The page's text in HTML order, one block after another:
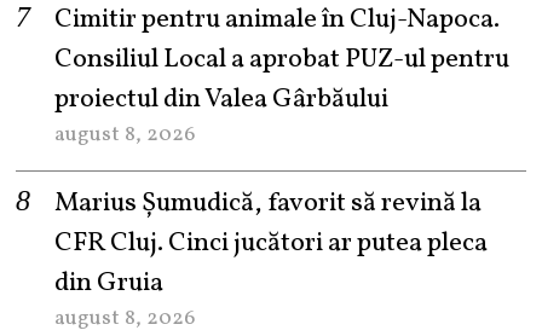
Cimitir pentru animale în Cluj-Napoca.
Consiliul Local a aprobat PUZ-ul pentru
proiectul din Valea Gârbăului
august 8, 2026
Marius Șumudică, favorit să revină la
CFR Cluj. Cinci jucători ar putea pleca
din Gruia
august 8, 2026